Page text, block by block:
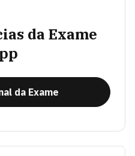
da Exame
da Exame